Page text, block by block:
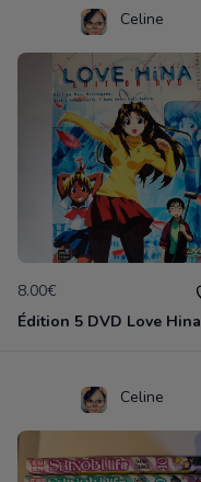
Celine
8.00€
Édition 5 DVD Love Hina
Celine